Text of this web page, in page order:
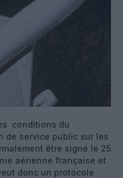
conditions du
de service public sur les
être signé le 25
aérienne française et
donc un protocole